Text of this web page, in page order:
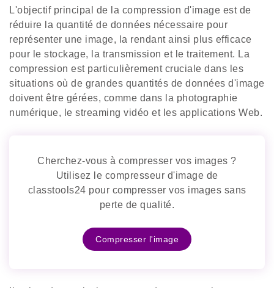
L'objectif principal de la compression d'image est de
réduire la quantité de données nécessaire pour
représenter une image, la rendant ainsi plus efficace
pour le stockage, la transmission et le traitement. La
compression est particulièrement cruciale dans les
situations où de grandes quantités de données d'image
doivent être gérées, comme dans la photographie
numérique, le streaming vidéo et les applications Web.
Cherchez-vous à compresser vos images ?
Utilisez le compresseur d'image de
classtools24 pour compresser vos images sans
perte de qualité.
Compresser l'image